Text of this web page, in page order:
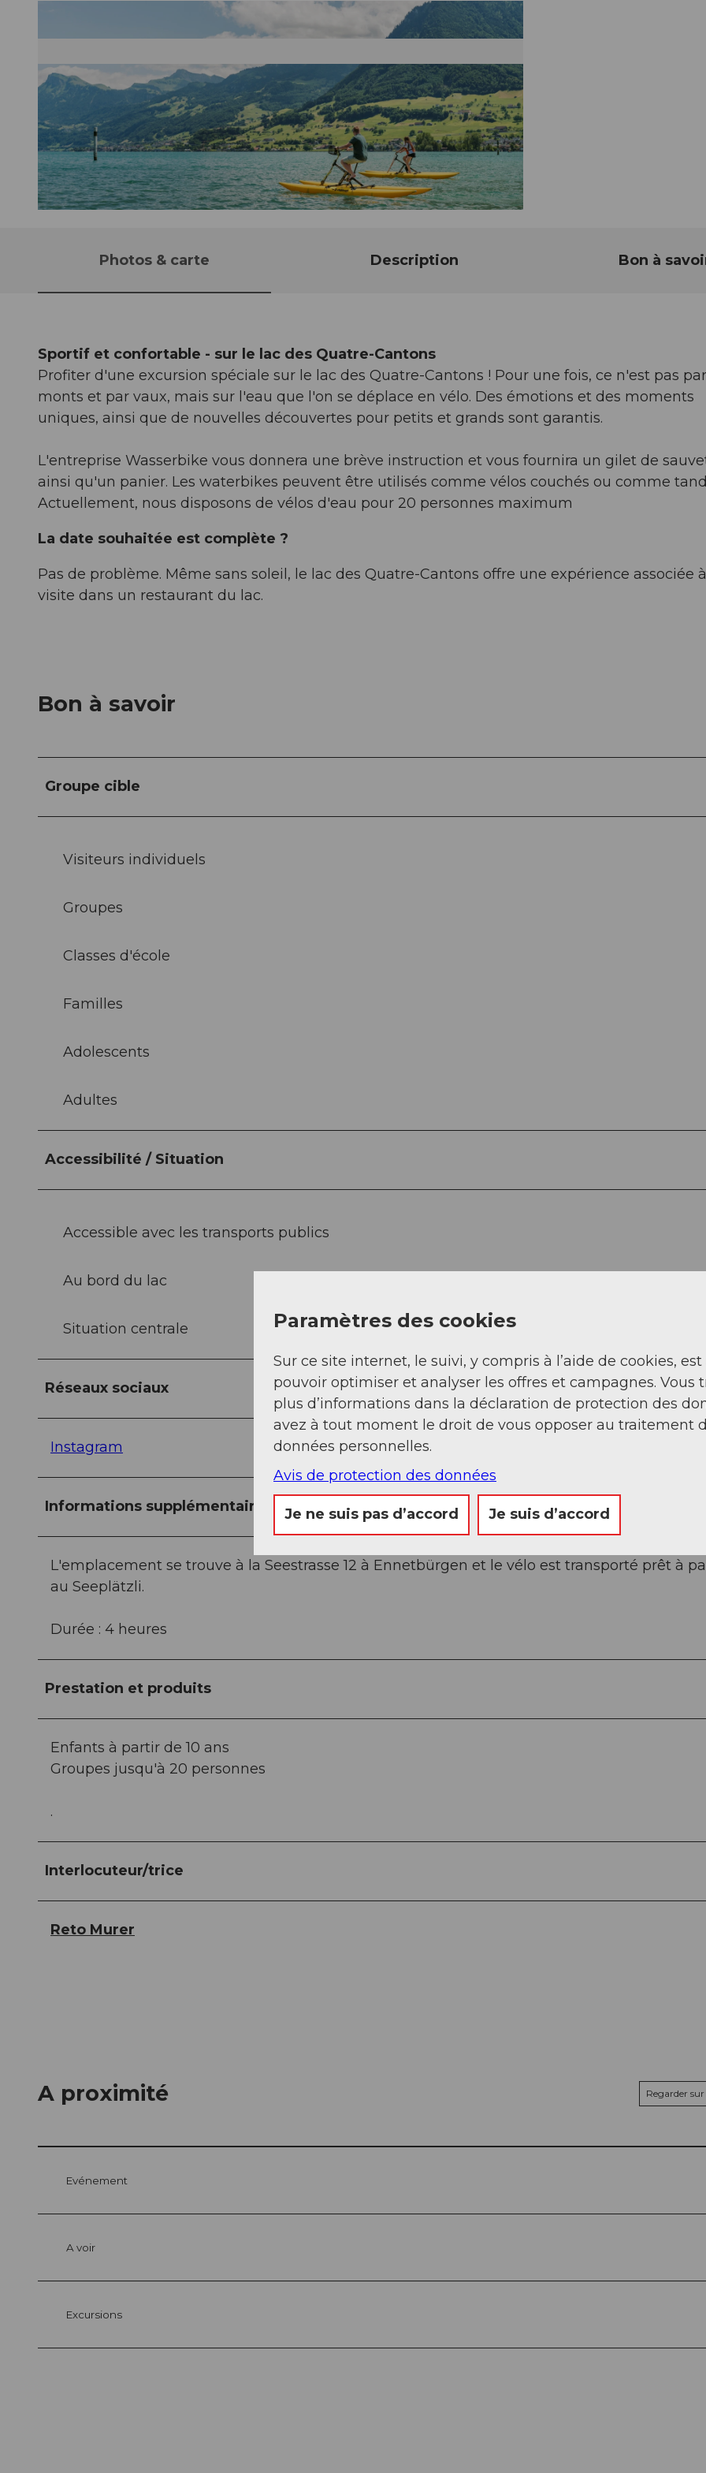
Photos & carte Description Bon à
Sportif et confortable - sur le lac des Quatre-Cantons
Profiter d'une excursion spéciale sur le lac des Quatre-Cantons ! Pour une fois, ce n'est pas par
monts et par vaux, mais sur l'eau que l'on se déplace en vélo. Des émotions et des moments
uniques, ainsi que de nouvelles découvertes pour petits et grands sont garantis.
L'entreprise Wasserbike vous donnera une brève instruction et vous fournira un gilet de
ainsi qu'un panier. Les waterbikes peuvent être utilisés comme vélos couchés ou comme
Actuellement, nous disposons de vélos d'eau pour 20 personnes maximum
La date souhaitée est complète ?
Pas de problème. Même sans soleil, le lac des Quatre-Cantons offre une expérience associée
visite dans un restaurant du lac.
Bon à savoir
Groupe cible
Visiteurs individuels
Groupes
Classes d'école
Familles
Adolescents
Adultes
Accessibilité / Situation
Accessible avec les transports publics
Au bord du lac
Situation centrale
Réseaux sociaux
Instagram
Informations supplémentaires
L'emplacement se trouve à la Seestrasse 12 à Ennetbürgen et le vélo est transporté prêt à
au Seeplätzli.
Durée : 4 heures
Prestation et produits
Enfants à partir de 10 ans
Groupes jusqu'à 20 personnes
.
Interlocuteur/trice
Reto Murer
A proximité Regarder
Evénement
A voir
Excursions
Paramètres des cookies
Sur ce site internet, le suivi, y compris à l’aide de cookies,
pouvoir optimiser et analyser les offres et campagnes. Vous
plus d’informations dans la déclaration de protection des
avez à tout moment le droit de vous opposer au traitement
données personnelles.
Avis de protection des données
Je ne suis pas d’accord Je suis d’accord